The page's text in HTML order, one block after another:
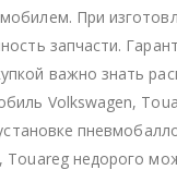
При
запчасти.
важно знать
Volkswagen,
недорого